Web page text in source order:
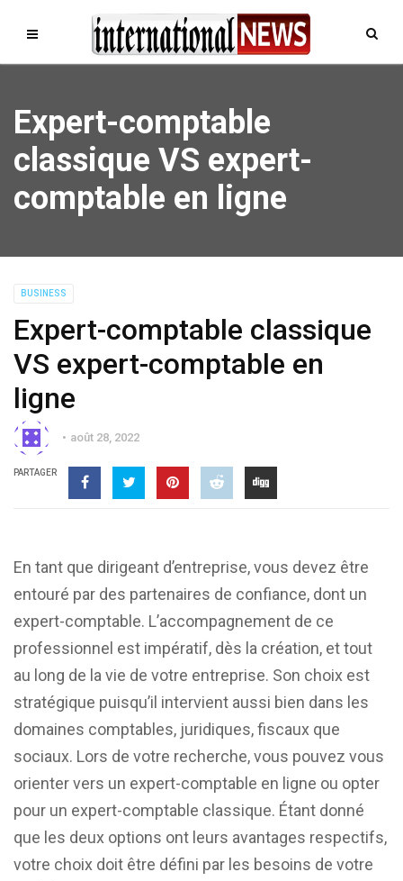
Expert-comptable
classique VS expert-
comptable en ligne
BUSINESS
Expert-comptable classique
VS expert-comptable en
ligne
août 28, 2022
PARTAGER
En tant que dirigeant d’entreprise, vous devez être
entouré par des partenaires de confiance, dont un
expert-comptable. L’accompagnement de ce
professionnel est impératif, dès la création, et tout
au long de la vie de votre entreprise. Son choix est
stratégique puisqu’il intervient aussi bien dans les
domaines comptables, juridiques, fiscaux que
sociaux. Lors de votre recherche, vous pouvez vous
orienter vers un expert-comptable en ligne ou opter
pour un expert-comptable classique. Étant donné
que les deux options ont leurs avantages respectifs,
votre choix doit être défini par les besoins de votre